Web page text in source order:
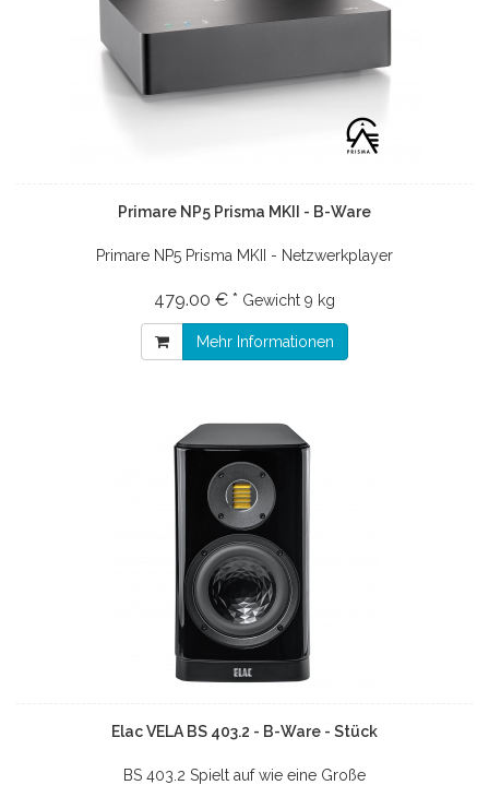
Primare NP5 Prisma MKII - B-Ware
Primare NP5 Prisma MKII - Netzwerkplayer
479.00 € * Gewicht 9 kg
Mehr Informationen
Elac VELA BS 403.2 - B-Ware - Stück
BS 403.2 Spielt auf wie eine Große